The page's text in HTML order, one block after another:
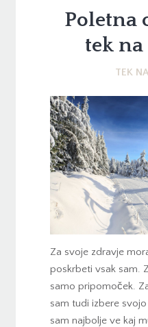
Poletna
tek
TEK
Za svoje zdravje
poskrbeti vsak sam.
samo pripomoček.
sam tudi izbere
sam najbolje ve kaj